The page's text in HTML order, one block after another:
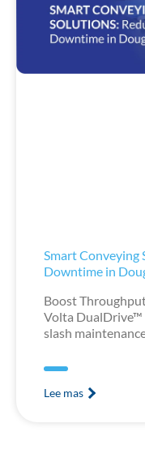
Smart Conveying
Downtime in
Boost
Volta DualDrive™
slash
Lee mas